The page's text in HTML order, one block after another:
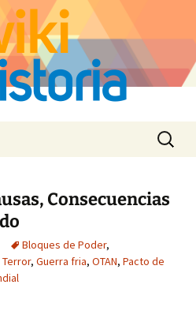
Buscar:
Consecuencias
Bloques de Poder,
, Guerra fria, OTAN, Pacto de